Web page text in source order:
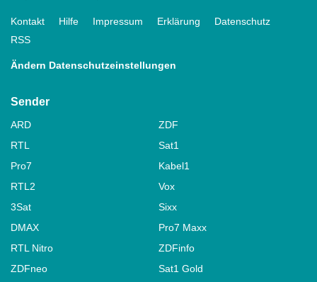
Kontakt Hilfe Impressum Erklärung
Datenschutz
RSS
Ändern Datenschutzeinstellungen
Sender
ARD
ZDF
RTL
Sat1
Pro7
Kabel1
RTL2
Vox
3Sat
Sixx
DMAX
Pro7 Maxx
RTL Nitro
ZDFinfo
ZDFneo
Sat1 Gold